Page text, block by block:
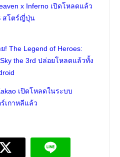
x Inferno เปิดโหลดแล้ว
สโตร์ญี่ปุ่น
! The Legend of Heroes:
the 3rd ปล่อยโหลดแล้วทั้ง
เปิดโหลดในระบบ
เกาหลีแล้ว